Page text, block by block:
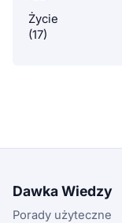
Życie
(17)
Dawka Wiedzy
Porady użyteczne